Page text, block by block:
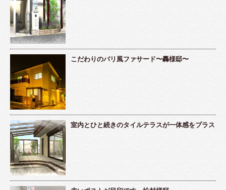
こだわりのバリ風ファサード〜轟様邸〜
室内とひと続きのタイルテラスが一体感をプラス